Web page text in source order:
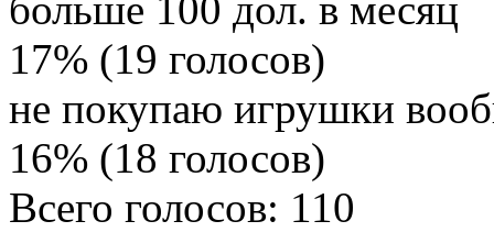
17% (19 голосов)
не покупаю игрушки
16% (18 голосов)
Всего голосов: 110